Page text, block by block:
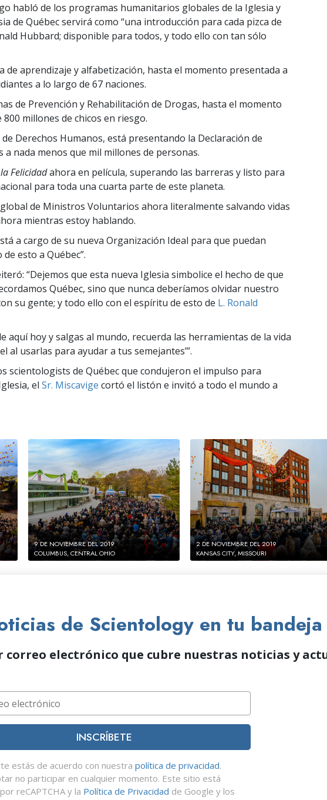
habló de los programas humanitarios globales de la Iglesia y
de Québec servirá como “una introducción para cada pizca de
Hubbard; disponible para todos, y todo ello con tan sólo
de aprendizaje y alfabetización, hasta el momento presentada a
a lo largo de 67 naciones.
de Prevención y Rehabilitación de Drogas, hasta el momento
millones de chicos en riesgo.
Derechos Humanos, está presentando la Declaración de
a nada menos que mil millones de personas.
Felicidadahora en película, superando las barreras y listo para
para toda una cuarta parte de este planeta.
de Ministros Voluntarios ahora literalmente salvando vidas
mientras estoy hablando.
a cargo de su nueva Organización Ideal para que puedan
esto a Québec”.
“Dejemos que esta nueva Iglesia simbolice el hecho de que
Québec, sino que nunca deberíamos olvidar nuestro
su gente; y todo ello con el espíritu de esto de L. Ronald
aquí hoy y salgas al mundo, recuerda las herramientas de la vida
al usarlas para ayudar a tus semejantes’”.
scientologists de Québec que condujeron el impulso para
el Sr. Miscavige cortó el listón e invitó a todo el mundo a
9 DE NOVIEMBRE DEL 2019
COLUMBUS, CENTRAL OHIO
2 DE NOVIEMBRE DEL 2019
KANSAS CITY, MISSOURI
de Scientology en tu bandeja
electrónico que cubre nuestras noticias y
INSCRÍBETE
estás de acuerdo con nuestra política de privacidad.
no participar en cualquier momento. Este sitio está
reCAPTCHA y la Política de Privacidad de Google y los